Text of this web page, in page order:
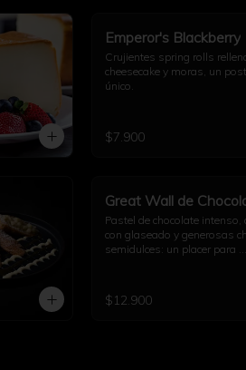
Emperor's Blackberry
Crujientes spring rolls
cheesecake y moras, un
único.
$7.900
Great Wall de
Pastel de chocolate intenso,
con glaseado y generosas
semidulces: un placer para
$12.900